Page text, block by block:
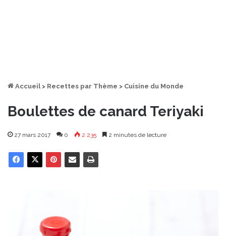
Accueil > Recettes par Thème > Cuisine du Monde
Boulettes de canard Teriyaki
27 mars 2017 0 2 235 2 minutes de lecture